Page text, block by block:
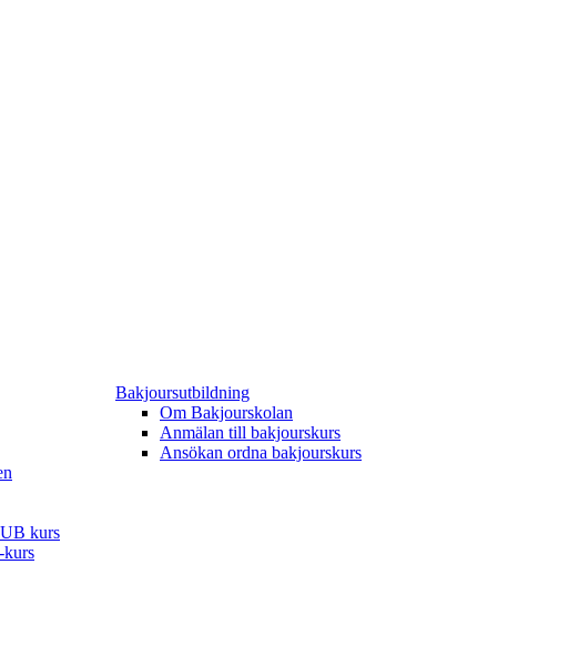
kurs
Bakjoursutbildning
Om Bakjourskolan
Anmälan till bakjourskurs
Ansökan ordna bakjourskurs